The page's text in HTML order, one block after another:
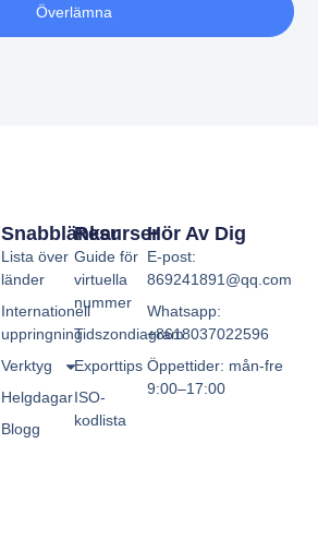
Överlämna
Resurser
Guide för
virtuella
nummer
Tidszondiagram
Exporttips
ISO-
kodlista
Snabblänkar
Lista över
länder
Internationell
uppringning
Verktyg
Helgdagar
Blogg
Hör Av Dig
E-post:
869241891@qq.com
Whatsapp:
+8618037022596
Öppettider: mån-fre
9:00–17:00